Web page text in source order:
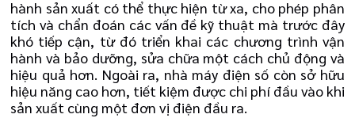
hành sản xuất có thể thực hiện từ xa, cho phép phân
tích và chẩn đoán các vấn đề kỹ thuật mà trước đây
khó tiếp cận, từ đó triển khai các chương trình vận
hành và bảo dưỡng, sửa chữa một cách chủ động và
hiệu quả hơn. Ngoài ra, nhà máy điện số còn sở hữu
hiệu năng cao hơn, tiết kiệm được chi phí đầu vào khi
sản xuất cùng một đơn vị điện đầu ra.